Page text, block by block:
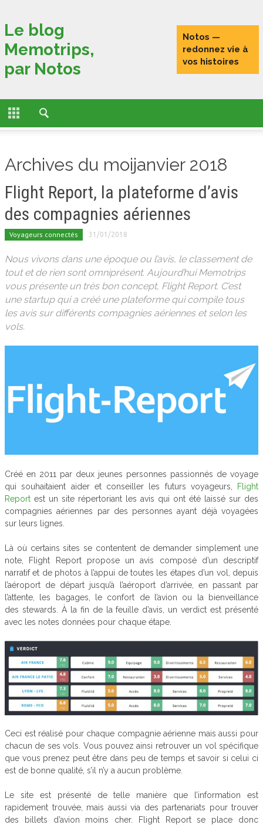
ACCUEIL
ACTUALITÉS
FONCTIONNALITÉS
L’HISTOIRE DE MEMOTRIPS
VOYAGEURS CONNECTÉS
TESTS
PORTRAITS DE VOYAGEURS
Le blog
Memotrips,
par Notos
Notos —
redonnez vie à
vos histoires
Archives du moijanvier 2018
Flight Report, la plateforme d’avis
des compagnies aériennes
Voyageurs connectés 31/01/2018
Nous vivons dans une époque ou l’avis, le classement de
tout et de rien sont omniprésent. Aujourd’hui Memotrips
vous présente un très bon concept, Flight Report. C’est
une startup qui a créé une plateforme qui compile tous
les avis sur différents compagnies aériennes et selon les
vols.
Créé en 2011 par deux jeunes personnes passionnés de voyage
qui souhaitaient aider et conseiller les futurs voyageurs,
Flight
Report est un site répertoriant les avis qui ont été laissé sur des
compagnies aériennes par des personnes ayant déjà voyagées
sur leurs lignes.
Là où certains sites se contentent de demander simplement une
note, Flight Report propose un avis composé d’un descriptif
narratif et de photos à l’appui de toutes les étapes d’un vol, depuis
l’aéroport de départ jusqu’à l’aéroport d’arrivée, en passant par
l’attente, les bagages, le confort de l’avion ou la bienveillance
des stewards. À la fin de la feuille d’avis, un verdict est présenté
avec les notes données pour chaque étape.
Ceci est réalisé pour chaque compagnie aérienne mais aussi pour
chacun de ses vols. Vous pouvez ainsi retrouver un vol spécifique
que vous prenez peut être dans peu de temps et savoir si celui ci
est de bonne qualité, s’il n’y a aucun problème.
Le site est présenté de telle manière que l’information est
rapidement trouvée, mais aussi via des partenariats pour trouver
des billets d’avion moins cher.
Flight Report se place donc